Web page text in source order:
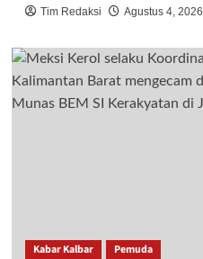
Tim Redaksi Agustus 4, 2026
Kabar Kalbar Pemuda